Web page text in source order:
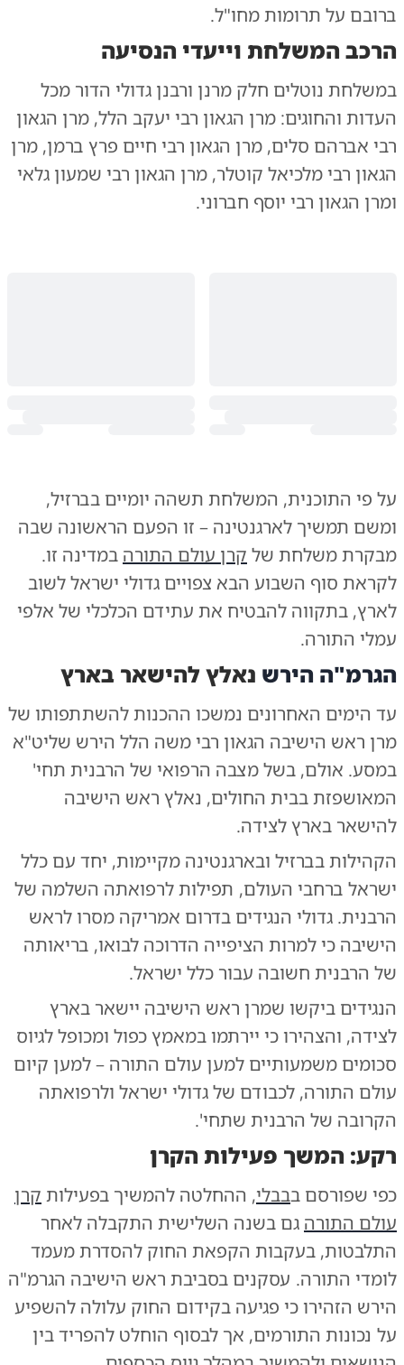
ברובם על תרומות מחו"ל.
הרכב המשלחת וייעדי הנסיעה
במשלחת נוטלים חלק מרנן ורבנן גדולי הדור מכל
העדות והחוגים: מרן הגאון רבי יעקב הלל, מרן הגאון
רבי אברהם סלים, מרן הגאון רבי חיים פרץ ברמן, מרן
הגאון רבי מלכיאל קוטלר, מרן הגאון רבי שמעון גלאי
ומרן הגאון רבי יוסף חברוני.
על פי התוכנית, המשלחת תשהה יומיים בברזיל,
ומשם תמשיך לארגנטינה – זו הפעם הראשונה שבה
מבקרת משלחת של קרן עולם התורה במדינה זו.
לקראת סוף השבוע הבא צפויים גדולי ישראל לשוב
לארץ, בתקווה להבטיח את עתידם הכלכלי של אלפי
עמלי התורה.
הגרמ"ה הירש נאלץ להישאר בארץ
עד הימים האחרונים נמשכו ההכנות להשתתפותו של
מרן ראש הישיבה הגאון רבי משה הלל הירש שליט"א
במסע. אולם, בשל מצבה הרפואי של הרבנית תחי'
המאושפזת בבית החולים, נאלץ ראש הישיבה
להישאר בארץ לצידה.
הקהילות בברזיל ובארגנטינה מקיימות, יחד עם כלל
ישראל ברחבי העולם, תפילות לרפואתה השלמה של
הרבנית. גדולי הנגידים בדרום אמריקה מסרו לראש
הישיבה כי למרות הציפייה הדרוכה לבואו, בריאותה
של הרבנית חשובה עבור כלל ישראל.
הנגידים ביקשו שמרן ראש הישיבה יישאר בארץ
לצידה, והצהירו כי יירתמו במאמץ כפול ומכופל לגיוס
סכומים משמעותיים למען עולם התורה – למען קיום
עולם התורה, לכבודם של גדולי ישראל ולרפואתה
הקרובה של הרבנית שתחי'.
רקע: המשך פעילות הקרן
כפי שפורסם בבבלי, ההחלטה להמשיך בפעילות קרן
עולם התורה גם בשנה השלישית התקבלה לאחר
התלבטות, בעקבות הקפאת החוק להסדרת מעמד
לומדי התורה. עסקנים בסביבת ראש הישיבה הגרמ"ה
הירש הזהירו כי פגיעה בקידום החוק עלולה להשפיע
על נכונות התורמים, אך לבסוף הוחלט להפריד בין